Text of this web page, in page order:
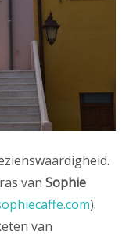
vanSophie
).
van